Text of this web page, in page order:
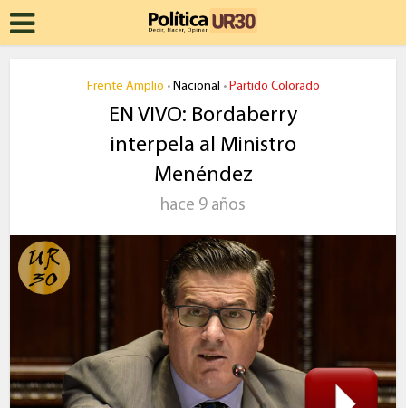
Frente Amplio • Nacional • Partido Colorado
EN VIVO: Bordaberry
interpela al Ministro
Menéndez
hace 9 años